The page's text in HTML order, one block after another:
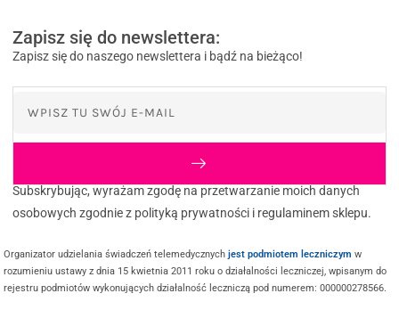
Zapisz się do newslettera:
Zapisz się do naszego newslettera i bądź na bieżąco!
Subskrybując, wyrażam zgodę na przetwarzanie moich danych
osobowych zgodnie z polityką prywatności i regulaminem sklepu.
Organizator udzielania świadczeń telemedycznychjest podmiotem leczniczym w
rozumieniu ustawy z dnia 15 kwietnia 2011 roku o działalności leczniczej, wpisanym do
rejestru podmiotów wykonujących działalność leczniczą pod numerem: 000000278566.